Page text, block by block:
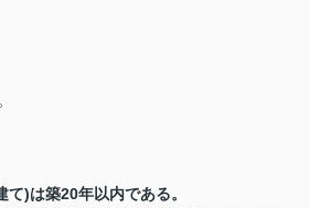
て)は築20年以内である。